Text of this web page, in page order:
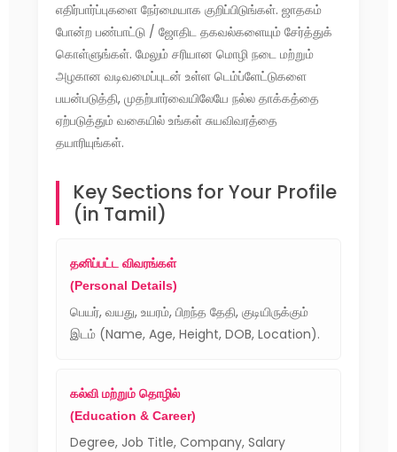
எதிர்பார்ப்புகளை நேர்மையாக குறிப்பிடுங்கள். ஜாதகம்
போன்ற பண்பாட்டு / ஜோதிட தகவல்களையும் சேர்த்துக்
கொள்ளுங்கள். மேலும் சரியான மொழி நடை மற்றும்
அழகான வடிவமைப்புடன் உள்ள டெம்ப்ளேட்டுகளை
பயன்படுத்தி, முதற்பார்வையிலேயே நல்ல தாக்கத்தை
ஏற்படுத்தும் வகையில் உங்கள் சுயவிவரத்தை
தயாரியுங்கள்.
Key Sections for Your Profile
(in Tamil)
தனிப்பட்ட விவரங்கள்
(Personal Details)
பெயர், வயது, உயரம், பிறந்த தேதி, குடியிருக்கும்
இடம் (Name, Age, Height, DOB, Location).
கல்வி மற்றும் தொழில்
(Education & Career)
Degree, Job Title, Company, Salary